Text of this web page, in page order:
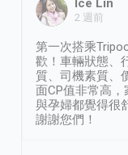
Ice Lin
2 週前
第一次搭乘
歡！車輛狀態、
質、司機素質、
面CP值非常高
與孕婦都覺得很
謝謝您們！